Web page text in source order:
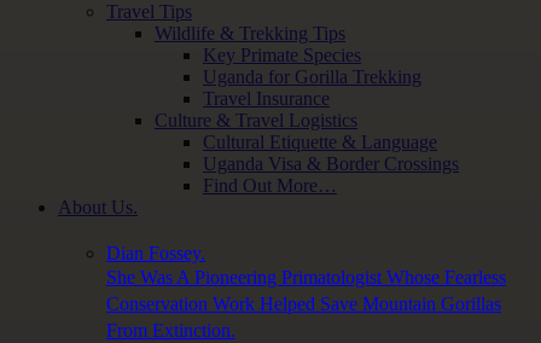
Travel Tips
Wildlife & Trekking Tips
Key Primate Species
Uganda for Gorilla Trekking
Travel Insurance
Culture & Travel Logistics
Cultural Etiquette & Language
Uganda Visa & Border Crossings
Find Out More…
About Us.
Dian Fossey.
She Was A Pioneering Primatologist Whose Fearless
Conservation Work Helped Save Mountain Gorillas
From Extinction.